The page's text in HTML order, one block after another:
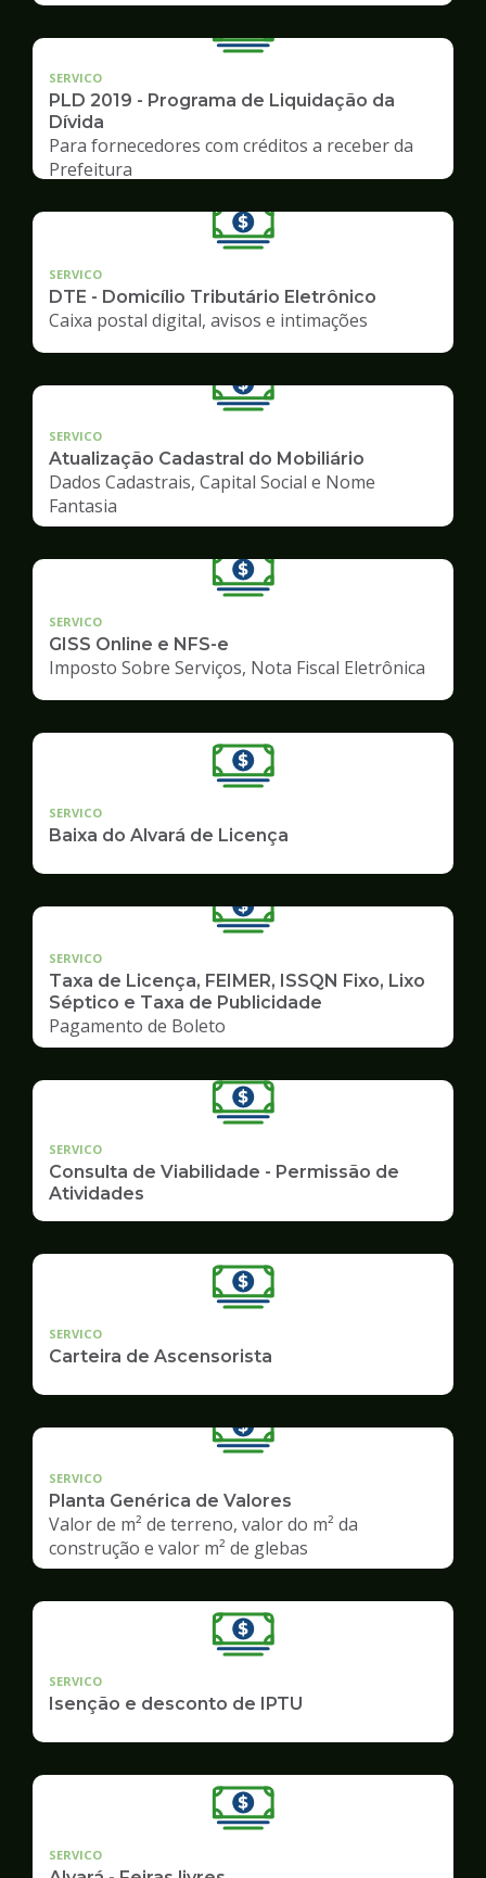
SERVICO
PLD 2019 - Programa de Liquidação da
Dívida
Para fornecedores com créditos a receber da
Prefeitura
SERVICO
DTE - Domicílio Tributário Eletrônico
Caixa postal digital, avisos e intimações
SERVICO
Atualização Cadastral do Mobiliário
Dados Cadastrais, Capital Social e Nome
Fantasia
SERVICO
GISS Online e NFS-e
Imposto Sobre Serviços, Nota Fiscal Eletrônica
SERVICO
Baixa do Alvará de Licença
SERVICO
Taxa de Licença, FEIMER, ISSQN Fixo, Lixo
Séptico e Taxa de Publicidade
Pagamento de Boleto
SERVICO
Consulta de Viabilidade - Permissão de
Atividades
SERVICO
Carteira de Ascensorista
SERVICO
Planta Genérica de Valores
Valor de m² de terreno, valor do m² da
construção e valor m² de glebas
SERVICO
Isenção e desconto de IPTU
SERVICO